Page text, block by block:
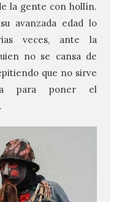
la gente con hollín.
avanzada edad lo
veces, ante la
no se cansa de
que no sirve
para poner el